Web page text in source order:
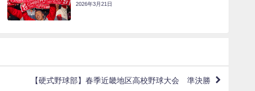
2026年3月21日
【硬式野球部】春季近畿地区高校野球大会 準決勝